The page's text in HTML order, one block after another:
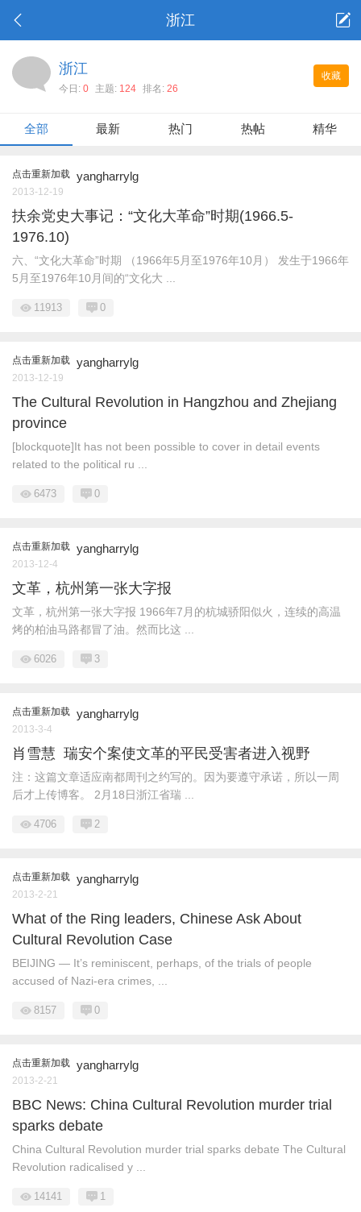
浙江
收藏
浙江
今日: 0 主题: 124 排名: 26
全部 最新 热门 热帖 精华
点击重新加载 yangharrylg
2013-12-19
扶余党史大事记：“文化大革命”时期(1966.5-
1976.10)
六、“文化大革命”时期 （1966年5月至1976年10月） 发生于1966年
5月至1976年10月间的“文化大 ...
11913 0
点击重新加载 yangharrylg
2013-12-19
The Cultural Revolution in Hangzhou and Zhejiang
province
[blockquote]It has not been possible to cover in detail events
related to the political ru ...
6473 0
点击重新加载 yangharrylg
2013-12-4
文革，杭州第一张大字报
文革，杭州第一张大字报 1966年7月的杭城骄阳似火，连续的高温
烤的柏油马路都冒了油。然而比这 ...
6026 3
点击重新加载 yangharrylg
2013-3-4
肖雪慧 瑞安个案使文革的平民受害者进入视野
注：这篇文章适应南都周刊之约写的。因为要遵守承诺，所以一周
后才上传博客。 2月18日浙江省瑞 ...
4706 2
点击重新加载 yangharrylg
2013-2-21
What of the Ring leaders, Chinese Ask About
Cultural Revolution Case
BEIJING — It’s reminiscent, perhaps, of the trials of people
accused of Nazi-era crimes, ...
8157 0
点击重新加载 yangharrylg
2013-2-21
BBC News: China Cultural Revolution murder trial
sparks debate
China Cultural Revolution murder trial sparks debate The Cultural
Revolution radicalised y ...
14141 1